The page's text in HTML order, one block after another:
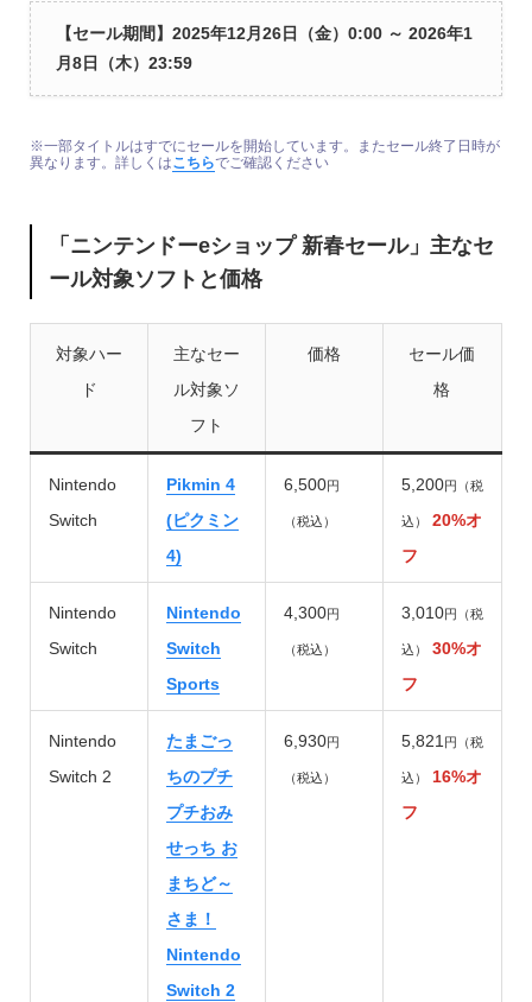
【セール期間】 2025年12月26日（金）0:00 ～ 2026年1
月8日（木）23:59
※一部タイトルはすでにセールを開始しています。またセール終了日時が
異なります。詳しくはこちらでご確認ください
「ニンテンドーeショップ 新春セール」主なセ
ール対象ソフトと価格
対象ハー
ド
主なセー
ル対象ソ
フト
価格
セール価
格
Nintendo
Switch
Pikmin 4
(ピクミン
4)
6,500円
（税込）
5,200円（税
込）
20%オ
フ
Nintendo
Switch
Nintendo
Switch
Sports
4,300円
（税込）
3,010円（税
込）
30%オ
フ
Nintendo
Switch 2
たまごっ
ちのプチ
プチおみ
せっち お
まちど～
さま！
Nintendo
Switch 2
6,930円
（税込）
5,821 円（税
込）
16%オ
フ